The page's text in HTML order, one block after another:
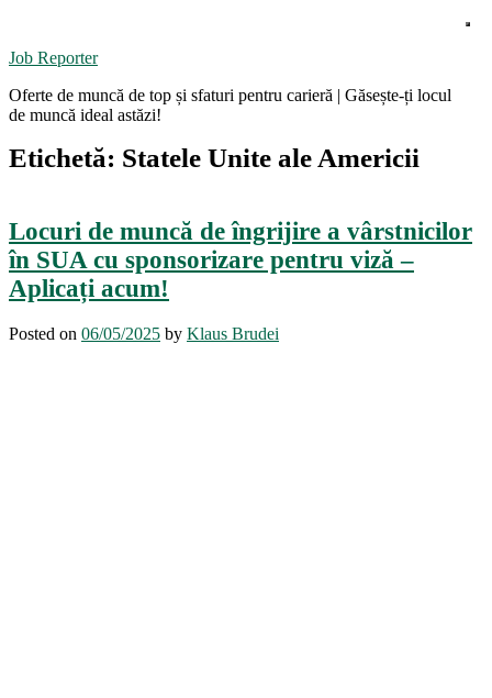
content
Job Reporter
Oferte de muncă de top și sfaturi pentru carieră | Găsește-ți locul
de muncă ideal astăzi!
Etichetă: Statele Unite ale Americii
Locuri de muncă de îngrijire a vârstnicilor
în SUA cu sponsorizare pentru viză –
Aplicați acum!
Posted on 06/05/2025 by Klaus Brudei